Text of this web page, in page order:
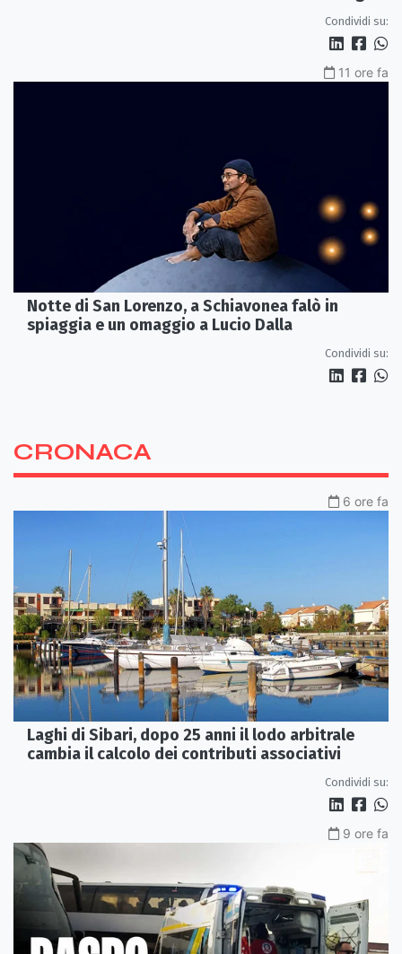
Condividi su:
11 ore fa
Notte di San Lorenzo, a Schiavonea falò in
spiaggia e un omaggio a Lucio Dalla
Condividi su:
CRONACA
6 ore fa
Laghi di Sibari, dopo 25 anni il lodo arbitrale
cambia il calcolo dei contributi associativi
Condividi su:
9 ore fa